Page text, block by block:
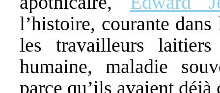
l’histoire, courante
les travailleurs
humaine, maladie
parce qu’ils avaient